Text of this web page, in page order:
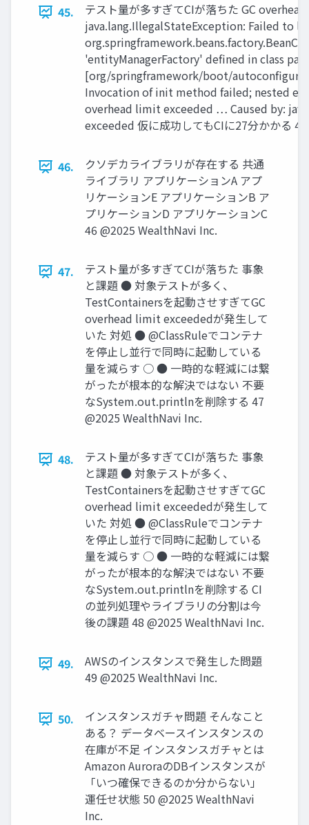
45.
テスト量が多すぎてCIが落ちた GC
java.lang.IllegalStateException: Failed to
'entityManagerFactory' deﬁned in class
[org/springframework/boot/
Invocation of init method failed; nested
overhead limit exceeded … Caused by:
exceeded 仮に成功してもCIに27分かかる
46.
クソデカライブラリが存在する 共通
ライブラリ アプリケーションA アプ
リケーションE アプリケーションB ア
プリケーションD アプリケーションC
46 @2025 WealthNavi Inc.
47.
テスト量が多すぎてCIが落ちた 事象
と課題 ● 対象テストが多く、
TestContainersを起動させすぎてGC
overhead limit exceededが発⽣して
いた 対処 ● @ClassRuleでコンテナ
を停⽌し並⾏で同時に起動している
量を減らす ○ ● ⼀時的な軽減には繋
がったが根本的な解決ではない 不要
なSystem.out.printlnを削除する 47
@2025 WealthNavi Inc.
48.
テスト量が多すぎてCIが落ちた 事象
と課題 ● 対象テストが多く、
TestContainersを起動させすぎてGC
overhead limit exceededが発⽣して
いた 対処 ● @ClassRuleでコンテナ
を停⽌し並⾏で同時に起動している
量を減らす ○ ● ⼀時的な軽減には繋
がったが根本的な解決ではない 不要
なSystem.out.printlnを削除する CI
の並列処理やライブラリの分割は今
後の課題 48 @2025 WealthNavi Inc.
49.
AWSのインスタンスで発⽣した問題
49 @2025 WealthNavi Inc.
50.
インスタンスガチャ問題 そんなこと
ある？ データベースインスタンスの
在庫が不⾜ インスタンスガチャとは
Amazon AuroraのDBインスタンスが
「いつ確保できるのか分からない」
運任せ状態 50 @2025 WealthNavi
Inc.